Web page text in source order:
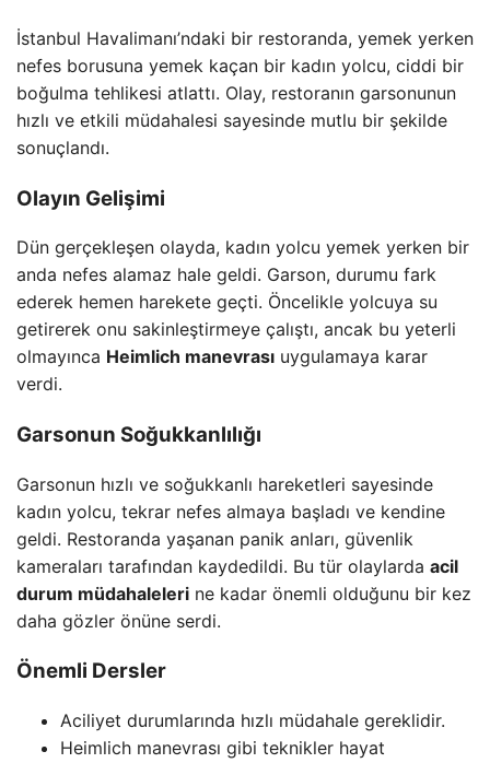
İstanbul Havalimanı’ndaki bir restoranda, yemek yerken
nefes borusuna yemek kaçan bir kadın yolcu, ciddi bir
boğulma tehlikesi atlattı. Olay, restoranın garsonunun
hızlı ve etkili müdahalesi sayesinde mutlu bir şekilde
sonuçlandı.
Olayın Gelişimi
Dün gerçekleşen olayda, kadın yolcu yemek yerken bir
anda nefes alamaz hale geldi. Garson, durumu fark
ederek hemen harekete geçti. Öncelikle yolcuya su
getirerek onu sakinleştirmeye çalıştı, ancak bu yeterli
olmayınca Heimlich manevrası uygulamaya karar
verdi.
Garsonun Soğukkanlılığı
Garsonun hızlı ve soğukkanlı hareketleri sayesinde
kadın yolcu, tekrar nefes almaya başladı ve kendine
geldi. Restoranda yaşanan panik anları, güvenlik
kameraları tarafından kaydedildi. Bu tür olaylarda acil
durum müdahaleleri ne kadar önemli olduğunu bir kez
daha gözler önüne serdi.
Önemli Dersler
Aciliyet durumlarında hızlı müdahale gereklidir.
Heimlich manevrası gibi teknikler hayat